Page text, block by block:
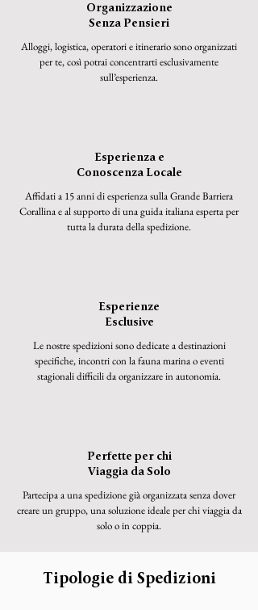
Organizzazione
Senza Pensieri
Alloggi, logistica, operatori e itinerario sono organizzati
per te, così potrai concentrarti esclusivamente
sull’esperienza.
Esperienza e
Conoscenza Locale
Affidati a 15 anni di esperienza sulla Grande Barriera
Corallina e al supporto di una guida italiana esperta per
tutta la durata della spedizione.
Esperienze
Esclusive
Le nostre spedizioni sono dedicate a destinazioni
specifiche, incontri con la fauna marina o eventi
stagionali difficili da organizzare in autonomia.
Perfette per chi
Viaggia da Solo
Partecipa a una spedizione già organizzata senza dover
creare un gruppo, una soluzione ideale per chi viaggia da
solo o in coppia.
Tipologie di Spedizioni